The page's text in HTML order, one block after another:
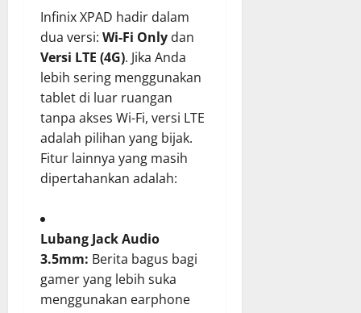
Infinix XPAD hadir dalam
dua versi: Wi-Fi Only dan
Versi LTE (4G). Jika Anda
lebih sering menggunakan
tablet di luar ruangan
tanpa akses Wi-Fi, versi LTE
adalah pilihan yang bijak.
Fitur lainnya yang masih
dipertahankan adalah:
Lubang Jack Audio
3.5mm: Berita bagus bagi
gamer yang lebih suka
menggunakan earphone